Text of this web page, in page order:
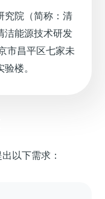
究院（简称：清
洁能源技术研发
市昌平区七家未
楼。
以下需求：